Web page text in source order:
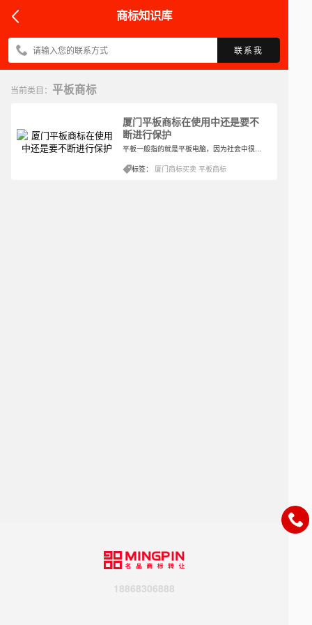
商标知识库
联系我
当前类目： 平板商标
厦门平板商标在使用中还是要不
断进行保护
标签： 厦门商标买卖 平板商标
18868306888